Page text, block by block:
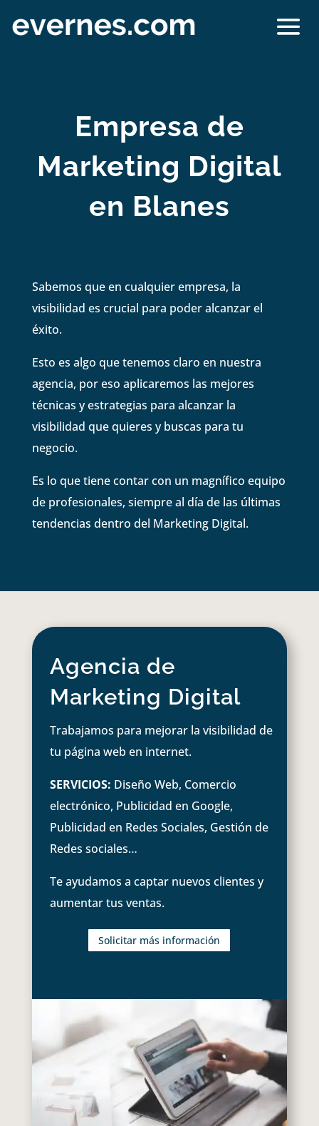
Empresa de
Marketing Digital
en Blanes
Sabemos que en cualquier empresa, la
visibilidad es crucial para poder alcanzar el
éxito.
Esto es algo que tenemos claro en nuestra
agencia, por eso aplicaremos las mejores
técnicas y estrategias para alcanzar la
visibilidad que quieres y buscas para tu
negocio.
Es lo que tiene contar con un magnífico equipo
de profesionales, siempre al día de las últimas
tendencias dentro del Marketing Digital.
Agencia de
Marketing Digital
Trabajamos para mejorar la visibilidad de
tu página web en internet.
SERVICIOS: Diseño Web, Comercio
electrónico, Publicidad en Google,
Publicidad en Redes Sociales, Gestión de
Redes sociales…
Te ayudamos a captar nuevos clientes y
aumentar tus ventas.
Solicitar más información